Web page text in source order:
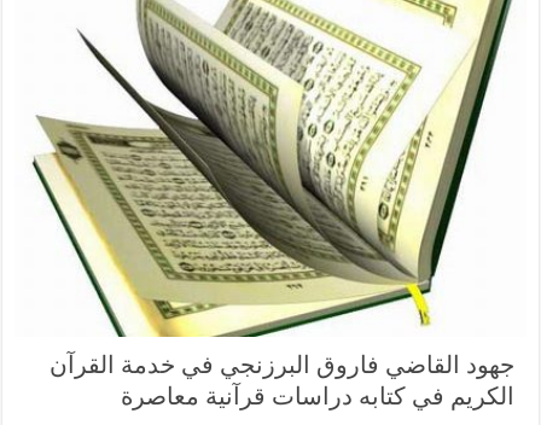
جهود القاضي فاروق البرزنجي في خدمة القرآن
الكريم في كتابه دراسات قرآنية معاصرة